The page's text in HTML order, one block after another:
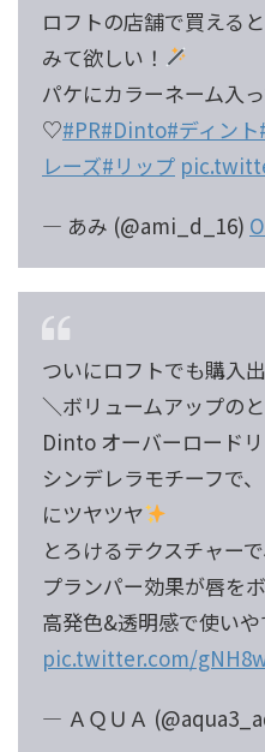
ロフトの店舗で買える
みて欲しい！
パケにカラーネーム入
♡#PR#Dinto#ディント
レーズ#リップ
— あみ (@ami_d_16)
ついにロフトでも購入
＼ボリュームアップの
Dinto オーバーロード
シンデレラモチーフで
にツヤツヤ
とろけるテクスチャー
プランパー効果が唇を
高発色&透明感で使いや
pic.twitter.com/
— ＡＱＵＡ